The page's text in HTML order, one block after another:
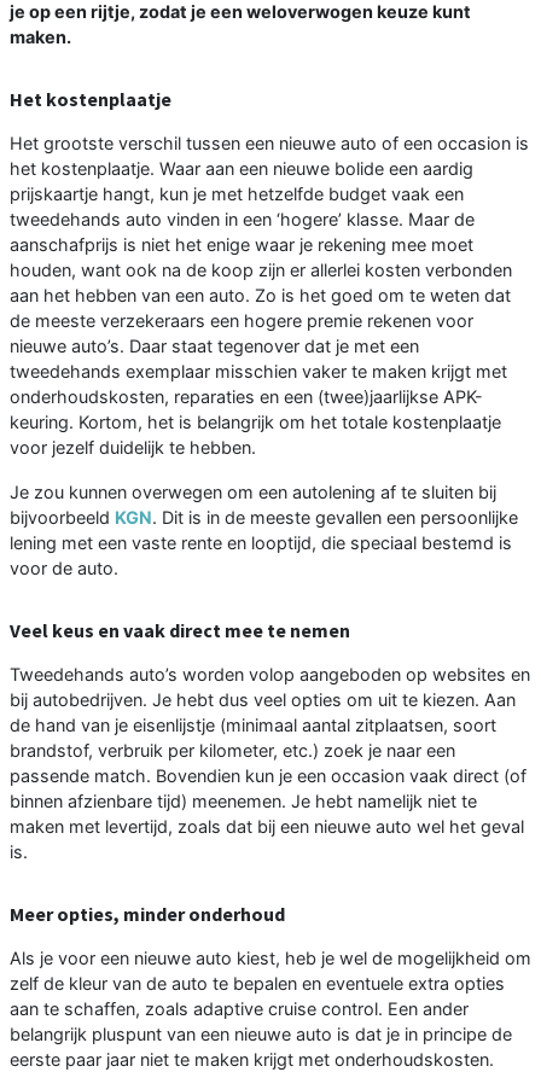
je op een rijtje, zodat je een weloverwogen keuze kunt
maken.
Het kostenplaatje
Het grootste verschil tussen een nieuwe auto of een occasion is
het kostenplaatje. Waar aan een nieuwe bolide een aardig
prijskaartje hangt, kun je met hetzelfde budget vaak een
tweedehands auto vinden in een ‘hogere’ klasse. Maar de
aanschafprijs is niet het enige waar je rekening mee moet
houden, want ook na de koop zijn er allerlei kosten verbonden
aan het hebben van een auto. Zo is het goed om te weten dat
de meeste verzekeraars een hogere premie rekenen voor
nieuwe auto’s. Daar staat tegenover dat je met een
tweedehands exemplaar misschien vaker te maken krijgt met
onderhoudskosten, reparaties en een (twee)jaarlijkse APK-
keuring. Kortom, het is belangrijk om het totale kostenplaatje
voor jezelf duidelijk te hebben.
Je zou kunnen overwegen om een autolening af te sluiten bij
bijvoorbeeld KGN. Dit is in de meeste gevallen een persoonlijke
lening met een vaste rente en looptijd, die speciaal bestemd is
voor de auto.
Veel keus en vaak direct mee te nemen
Tweedehands auto’s worden volop aangeboden op websites en
bij autobedrijven. Je hebt dus veel opties om uit te kiezen. Aan
de hand van je eisenlijstje (minimaal aantal zitplaatsen, soort
brandstof, verbruik per kilometer, etc.) zoek je naar een
passende match. Bovendien kun je een occasion vaak direct (of
binnen afzienbare tijd) meenemen. Je hebt namelijk niet te
maken met levertijd, zoals dat bij een nieuwe auto wel het geval
is.
Meer opties, minder onderhoud
Als je voor een nieuwe auto kiest, heb je wel de mogelijkheid om
zelf de kleur van de auto te bepalen en eventuele extra opties
aan te schaffen, zoals adaptive cruise control. Een ander
belangrijk pluspunt van een nieuwe auto is dat je in principe de
eerste paar jaar niet te maken krijgt met onderhoudskosten.